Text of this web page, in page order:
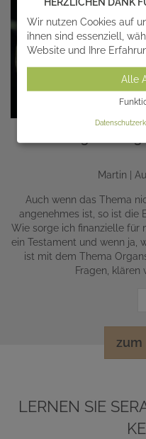
Martin |
Auch wenn das Thema
angenehmes ist, so ist die
Wie sorge ich finanzielle für
ein Testament und wenn ja,
ist mit dem Thema
Fragen, klären
zum
LERNEN SIE
Wir nutzen Cookies auf
ihnen sind essenziell,
Website und Ihre
Alle